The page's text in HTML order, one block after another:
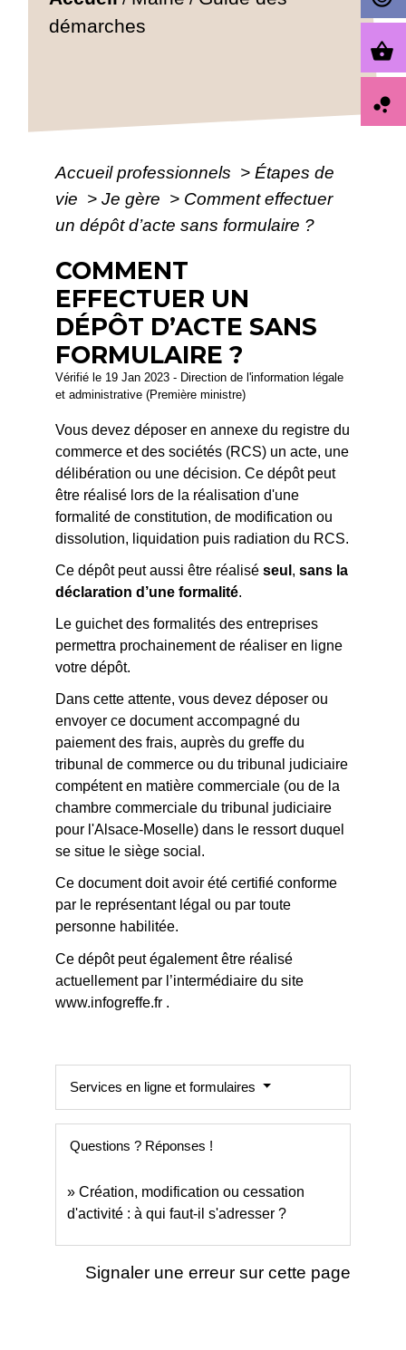
démarches
Accueil professionnels > Étapes de
vie > Je gère > Comment effectuer
un dépôt d’acte sans formulaire ?
COMMENT
EFFECTUER UN
DÉPÔT D’ACTE SANS
FORMULAIRE ?
Vérifié le 19 Jan 2023 - Direction de l'information légale
et administrative (Première ministre)
Vous devez déposer en annexe du registre du
commerce et des sociétés (RCS) un acte, une
délibération ou une décision. Ce dépôt peut
être réalisé lors de la réalisation d'une
formalité de constitution, de modification ou
dissolution, liquidation puis radiation du RCS.
Ce dépôt peut aussi être réaliséseul ,sans la
déclaration d’une formalité.
Le guichet des formalités des entreprises
permettra prochainement de réaliser en ligne
votre dépôt.
Dans cette attente, vous devez déposer ou
envoyer ce document accompagné du
paiement des frais, auprès du greffe du
tribunal de commerce ou du tribunal judiciaire
compétent en matière commerciale (ou de la
chambre commerciale du tribunal judiciaire
pour l'Alsace-Moselle) dans le ressort duquel
se situe le siège social.
Ce document doit avoir été certifié conforme
par le représentant légal ou par toute
personne habilitée.
Ce dépôt peut également être réalisé
actuellement par l’intermédiaire du site
www.infogreffe.fr .
Services en ligne et formulaires
Questions ? Réponses !
Création, modification ou cessation
d'activité : à qui faut-il s'adresser ?
Signaler une erreur sur cette page
shopping_basket
bubble_chart